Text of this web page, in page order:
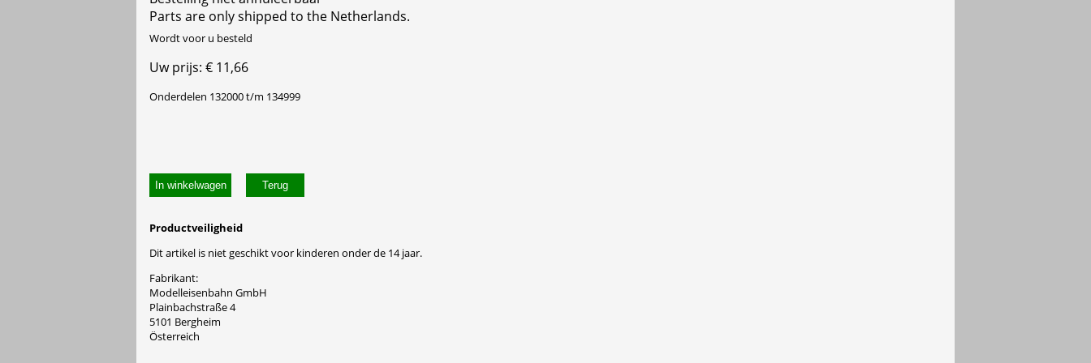
Parts are only shipped to the Netherlands.
Wordt voor u besteld
Uw prijs: € 11,66
Onderdelen 132000 t/m 134999
In winkelwagen
Productveiligheid
Dit artikel is niet geschikt voor kinderen onder de 14 jaar.
Fabrikant:
Modelleisenbahn GmbH
Plainbachstraße 4
5101 Bergheim
Österreich